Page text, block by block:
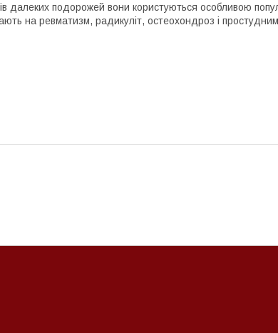
далеких подорожей вони користуються особливою
на ревматизм, радикуліт, остеохондроз і